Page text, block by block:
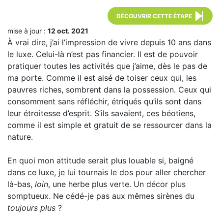
DÉCOUVRIR CETTE ÉTAPE
mise à jour : 12 oct. 2021
À vrai dire, j’ai l’impression de vivre depuis 10 ans dans
le luxe. Celui-là n’est pas financier. Il est de pouvoir
pratiquer toutes les activités que j’aime, dès le pas de
ma porte. Comme il est aisé de toiser ceux qui, les
pauvres riches, sombrent dans la possession. Ceux qui
consomment sans réfléchir, étriqués qu’ils sont dans
leur étroitesse d’esprit. S’ils savaient, ces béotiens,
comme il est simple et gratuit de se ressourcer dans la
nature.
En quoi mon attitude serait plus louable si, baigné
dans ce luxe, je lui tournais le dos pour aller chercher
là-bas, loin, une herbe plus verte. Un décor plus
somptueux. Ne cédé-je pas aux mêmes sirènes du
toujours plus ?